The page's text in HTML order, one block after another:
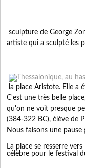
sculpture de George
artiste qui a sculpté les
la place Aristote. Elle a
C'est une très belle
qu'on ne voit presque
(384-322 BC), élève de
Nous faisons une
La place se resserre
célèbre pour le festival